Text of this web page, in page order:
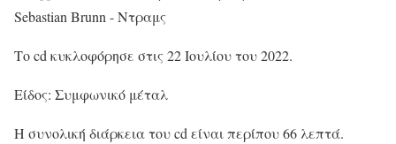
Sebastian Brunn - Ντραμς
Το cd κυκλοφόρησε στις 22 Ιουλίου του 2022.
Είδος: Συμφωνικό μέταλ
Η συνολική διάρκεια του cd είναι περίπου 66 λεπτά.